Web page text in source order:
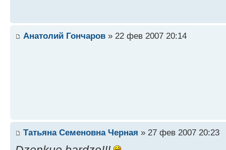
Анатолий Гончаров » 22 фев 2007 20:14
Татьяна Семеновна Черная » 27 фев 2007 20:23